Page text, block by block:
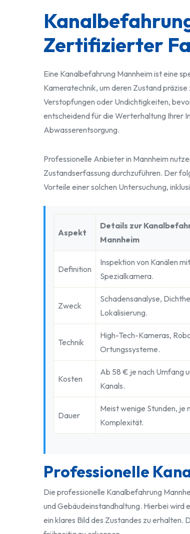
Zertifizierter
Eine Kanalbefahrung Mannheim ist eine
Kameratechnik, um deren Zustand
Verstopfungen oder Undichtigkeiten,
entscheidend für die Werterhaltung Ihrer
Abwasserentsorgung.
Professionelle Anbieter in Mannheim
Zustandserfassung durchzuführen. Der
Vorteile einer solchen Untersuchung,
Aspekt
Details zur
Mannheim
Definition
Inspektion von Kanälen
Spezialkamera.
Zweck
Schadensanalyse,
Lokalisierung.
Technik
High-Tech-Kameras,
Ortungssysteme.
Kosten
Ab 58 € je nach Umfang
Kanals.
Dauer
Meist wenige Stunden, je
Komplexität.
Professionelle
Die professionelle Kanalbefahrung
und Gebäudeinstandhaltung. Hierbei wird
ein klares Bild des Zustandes zu